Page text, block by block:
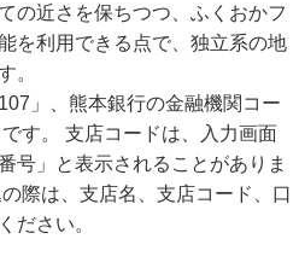
の近さを保ちつつ、ふくおかフ
を利用できる点で、独立系の地
。
」、熊本銀行の金融機関コー
す。 支店コードは、入力画面
号」と表示されることがありま
際は、支店名、支店コード、口
ださい。